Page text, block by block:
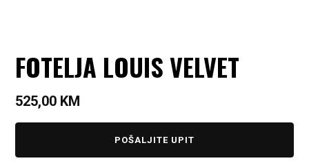
FOTELJA LOUIS VELVET
525,00 KM
POŠALJITE UPIT